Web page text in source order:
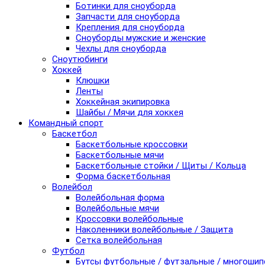
Ботинки для сноуборда
Запчасти для сноуборда
Крепления для сноуборда
Сноуборды мужские и женские
Чехлы для сноуборда
Сноутюбинги
Хоккей
Клюшки
Ленты
Хоккейная экипировка
Шайбы / Мячи для хоккея
Командный спорт
Баскетбол
Баскетбольные кроссовки
Баскетбольные мячи
Баскетбольные стойки / Щиты / Кольца
Форма баскетбольная
Волейбол
Волейбольная форма
Волейбольные мячи
Кроссовки волейбольные
Наколенники волейбольные / Защита
Сетка волейбольная
Футбол
Бутсы футбольные / футзальные /